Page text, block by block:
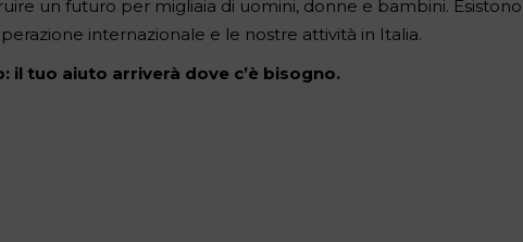
un futuro per migliaia di uomini, donne e bambini.
internazionale e le nostre attività in Italia.
il tuo aiuto arriverà dove c’è bisogno.